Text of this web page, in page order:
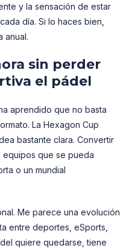
y la sensación de estar
día. Si lo haces bien,
anual.
sin perder
el pádel
aprendido que no basta
La Hexagon Cup
bastante clara. Convertir
que se pueda
o un mundial
Me parece una evolución
entre deportes, eSports,
quiere quedarse, tiene